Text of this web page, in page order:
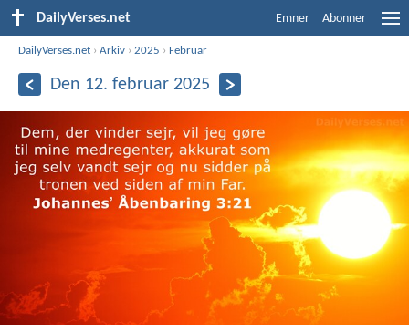
DailyVerses.net Emner Abonner
DailyVerses.net ›Arkiv ›2025 ›Februar
Den 12. februar 2025